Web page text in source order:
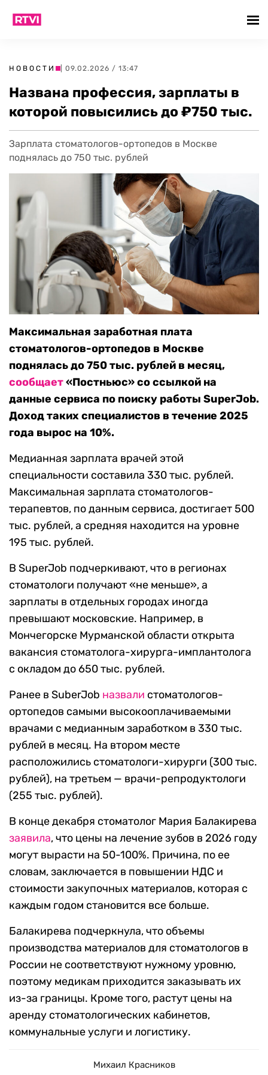
НОВОСТИ | 09.02.2026 / 13:47
Названа профессия, зарплаты в
которой повысились до ₽750 тыс.
Зарплата стоматологов-ортопедов в Москве
поднялась до 750 тыс. рублей
Максимальная заработная плата
стоматологов-ортопедов в Москве
поднялась до 750 тыс. рублей в месяц,
сообщает«Постньюс» со ссылкой на
данные сервиса по поиску работы SuperJob.
Доход таких специалистов в течение 2025
года вырос на 10%.
Медианная зарплата врачей этой
специальности составила 330 тыс. рублей.
Максимальная зарплата стоматологов-
терапевтов, по данным сервиса, достигает 500
тыс. рублей, а средняя находится на уровне
195 тыс. рублей.
В SuperJob подчеркивают, что в регионах
стоматологи получают «не меньше», а
зарплаты в отдельных городах иногда
превышают московские. Например, в
Мончегорске Мурманской области открыта
вакансия стоматолога-хирурга-имплантолога
с окладом до 650 тыс. рублей.
Ранее в SuberJob назвали стоматологов-
ортопедов самыми высокооплачиваемыми
врачами с медианным заработком в 330 тыс.
рублей в месяц. На втором месте
расположились стоматологи-хирурги (300 тыс.
рублей), на третьем — врачи-репродуктологи
(255 тыс. рублей).
В конце декабря стоматолог Мария Балакирева
заявила, что цены на лечение зубов в 2026 году
могут вырасти на 50-100%. Причина, по ее
словам, заключается в повышении НДС и
стоимости закупочных материалов, которая с
каждым годом становится все больше.
Балакирева подчеркнула, что объемы
производства материалов для стоматологов в
России не соответствуют нужному уровню,
поэтому медикам приходится заказывать их
из-за границы. Кроме того, растут цены на
аренду стоматологических кабинетов,
коммунальные услуги и логистику.
Михаил Красников